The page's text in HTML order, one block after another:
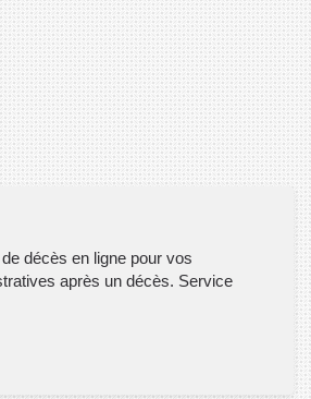
décès en ligne pour vos
après un décès. Service